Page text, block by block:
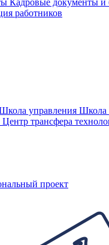
работников
управления Школа
Центр трансфера
проект